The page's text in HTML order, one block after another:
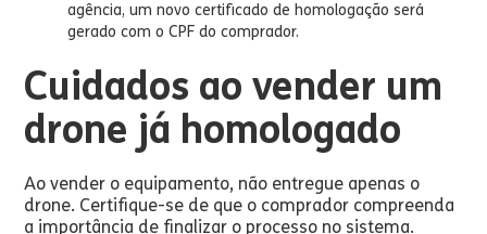
agência, um novo certificado de homologação será
gerado com o CPF do comprador.
Cuidados ao vender um
drone já homologado
Ao vender o equipamento, não entregue apenas o
drone. Certifique-se de que o comprador compreenda
a importância de finalizar o processo no sistema.